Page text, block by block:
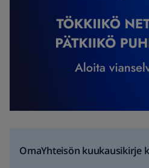
OmaYhteisön kuukausikirje